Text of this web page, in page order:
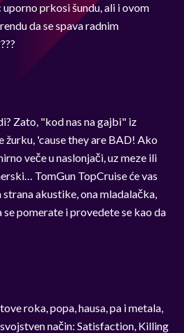
uporno prkosi šundu, ali i ovom
da se spava radnim
Zato, "kod nas na gajbi" iz
'cause they are BAD! Ako
veče u naslonjači, uz meze ili
TomGun TopCruise će vas
akustike, ona mladalačka,
se pomerate i provedete se kao da
roka, popa, hausa, pa i metala,
način: Satisfaction, Killing